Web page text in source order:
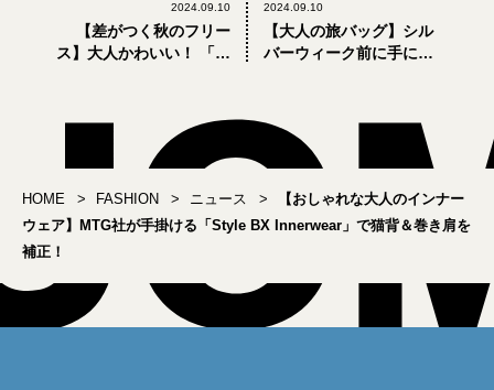
2024.09.10
【差がつく秋のフリー
ス】大人かわいい！ 「デ
い
2024.09.10
【大人の旅バッグ】シル
バーウィーク前に手に入
ケース
HOME FASHION ニュース
【おしゃれな大人のインナー
ウェア】MTG社が手掛ける「Style BX Innerwear」で猫背＆巻き肩を
補正！